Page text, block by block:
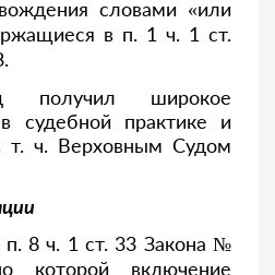
словами «или
в п. 1 ч. 1 ст.
получил широкое
в судебной практике и
ч. Верховным Судом
8 ч. 1 ст. 33 Закона №
которой включение